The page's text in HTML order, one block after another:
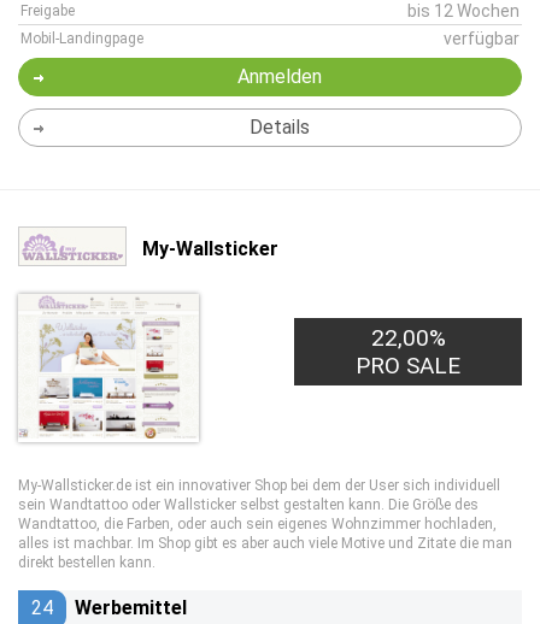
Freigabe bis 12 Wochen
Mobil-Landingpage verfügbar
Anmelden
Details
My-Wallsticker
22,00%
PRO SALE
My-Wallsticker.de ist ein innovativer Shop bei dem der User sich individuell
sein Wandtattoo oder Wallsticker selbst gestalten kann. Die Größe des
Wandtattoo, die Farben, oder auch sein eigenes Wohnzimmer hochladen,
alles ist machbar. Im Shop gibt es aber auch viele Motive und Zitate die man
direkt bestellen kann.
24 Werbemittel